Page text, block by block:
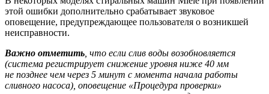
этой ошибки дополнительно срабатывает звуковое
оповещение, предупреждающее пользователя о возникшей
неисправности.
Важно отметить , что если слив воды возобновляется
(система регистрирует снижение уровня ниже 40 мм
не позднее чем через 5 минут с момента начала работы
сливного насоса), оповещение «Процедура проверки»